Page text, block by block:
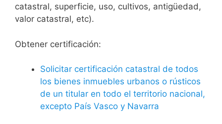
catastral, superficie, uso, cultivos, antigüedad,
valor catastral, etc).
Obtener certificación:
Solicitar certificación catastral de todos
los bienes inmuebles urbanos o rústicos
de un titular en todo el territorio nacional,
excepto País Vasco y Navarra